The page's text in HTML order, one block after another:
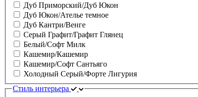
Дуб Приморский/Дуб Юкон
Дуб Юкон/Ателье темное
Дуб Кантри/Венге
Серый Графит/Графит Глянец
Белый/Софт Милк
Кашемир/Кашемир
Кашемир/Софт Сантьяго
Холодный Серый/Форте Лигурия
Стиль интерьера